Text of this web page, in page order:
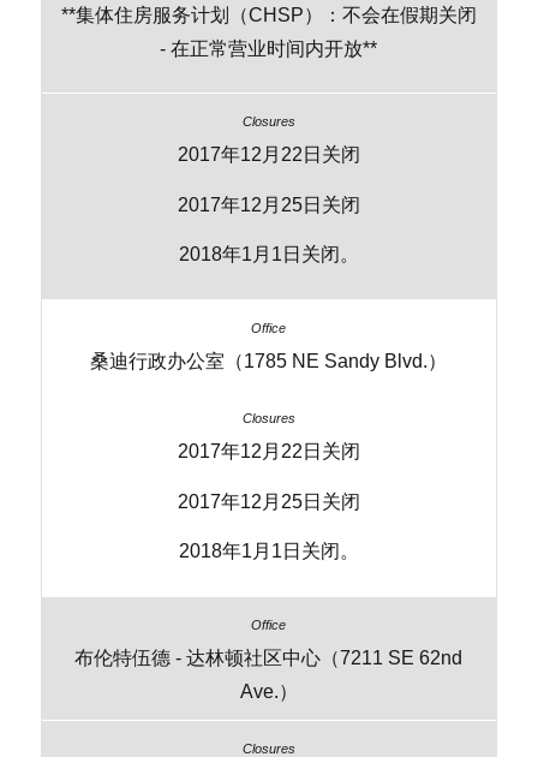
**集体住房服务计划（CHSP）：不会在假期关闭
- 在正常营业时间内开放**
2017年12月22日关闭
2017年12月25日关闭
2018年1月1日关闭。
桑迪行政办公室（1785 NE Sandy Blvd.）
2017年12月22日关闭
2017年12月25日关闭
2018年1月1日关闭。
布伦特伍德 - 达林顿社区中心（7211 SE 62nd
Ave.）